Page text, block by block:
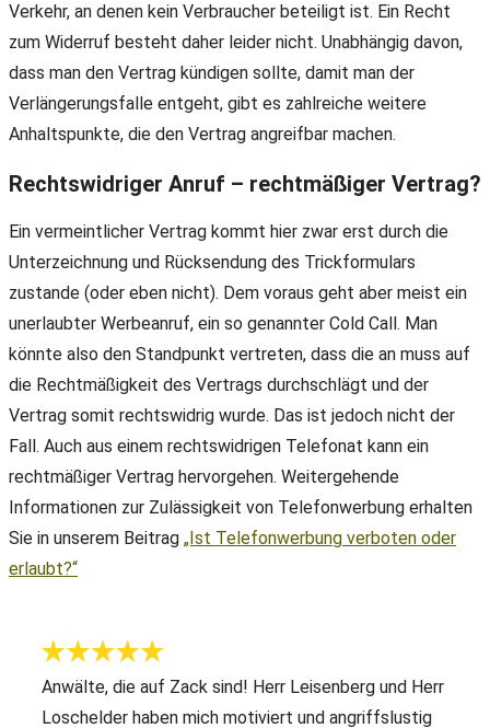
Verkehr, an denen kein Verbraucher beteiligt ist. Ein Recht
zum Widerruf besteht daher leider nicht. Unabhängig davon,
dass man den Vertrag kündigen sollte, damit man der
Verlängerungsfalle entgeht, gibt es zahlreiche weitere
Anhaltspunkte, die den Vertrag angreifbar machen.
Rechtswidriger Anruf – rechtmäßiger Vertrag?
Ein vermeintlicher Vertrag kommt hier zwar erst durch die
Unterzeichnung und Rücksendung des Trickformulars
zustande (oder eben nicht). Dem voraus geht aber meist ein
unerlaubter Werbeanruf, ein so genannter Cold Call. Man
könnte also den Standpunkt vertreten, dass die an muss auf
die Rechtmäßigkeit des Vertrags durchschlägt und der
Vertrag somit rechtswidrig wurde. Das ist jedoch nicht der
Fall. Auch aus einem rechtswidrigen Telefonat kann ein
rechtmäßiger Vertrag hervorgehen. Weitergehende
Informationen zur Zulässigkeit von Telefonwerbung erhalten
Sie in unserem Beitrag „Ist Telefonwerbung verboten oder
erlaubt?“
Anwälte, die auf Zack sind! Herr Leisenberg und Herr
Loschelder haben mich motiviert und angriffslustig